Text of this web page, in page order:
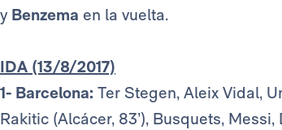
y Benzema en la vuelta.
IDA (13/8/2017)
1- Barcelona: Ter Stegen, Aleix Vidal,
Rakitic (Alcácer, 83’), Busquets,